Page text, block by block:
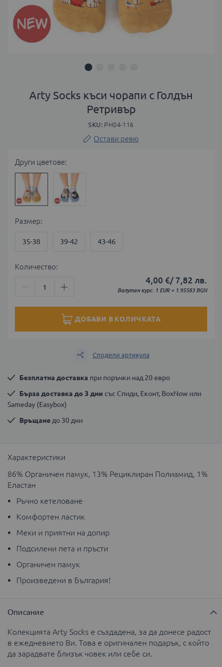
Arty Socks къси чорапи с Голдън
Ретривър
SKU PH04-116
Остави ревю
Други цветове:
Размер
35-38 39-42 43-46
4,00 €/ 7,82 лв.
Валутен курс: 1 EUR = 1.95583 BGN
Количество:
ДОБАВИ В КОЛИЧКАТА
Сподели артикула
Безплатна доставка при поръчки над 20 евро
Бърза доставка до 3 дни със Спиди, Еконт, BoxNow или
Sameday (Easybox)
Връщане до 30 дни
Характеристики
86% Органичен памук, 13% Рециклиран Полиамид, 1%
Еластан
Ръчно кетеловане
Комфортен ластик
Меки и приятни на допир
Подсилени пета и пръсти
Органичен памук
Произведени в България!
Описание
Колекцията Arty Sоcks е създадена, за да донесе радост
в ежедневието Ви. Това е оригинален подарък, с който
да зарадвате близък човек или себе си.